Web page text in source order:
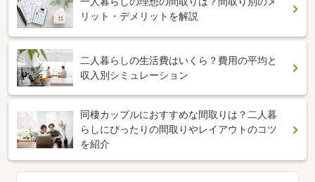
リット・デメリットを解説
二人暮らしの生活費はいくら？費用の平均と
収入別シミュレーション
同棲カップルにおすすめな間取りは？二人暮
らしにぴったりの間取りやレイアウトのコツ
を紹介